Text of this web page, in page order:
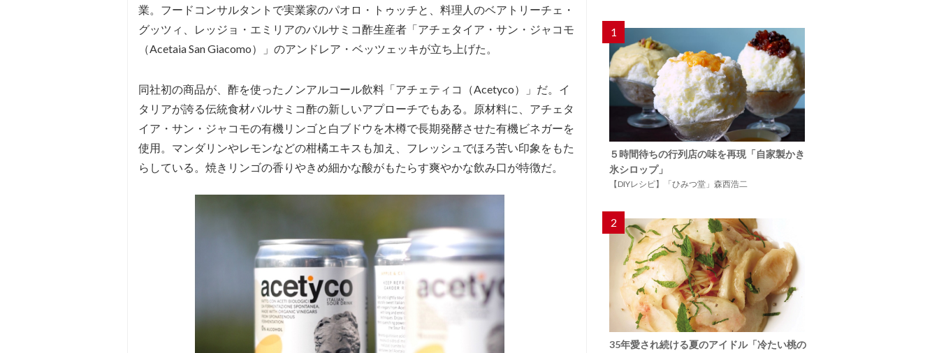
業。フードコンサルタントで実業家のパオロ・トゥッチと、料理人のベアトリーチェ・
グッツィ、レッジョ・エミリアのバルサミコ酢生産者「アチェタイア・サン・ジャコモ
（Acetaia San Giacomo）」のアンドレア・ベッツェッキが立ち上げた。
同社初の商品が、酢を使ったノンアルコール飲料「アチェティコ（Acetyco）」だ。イ
タリアが誇る伝統食材バルサミコ酢の新しいアプローチでもある。原材料に、アチェタ
イア・サン・ジャコモの有機リンゴと白ブドウを木樽で長期発酵させた有機ビネガーを
使用。マンダリンやレモンなどの柑橘エキスも加え、フレッシュでほろ苦い印象をもた
らしている。焼きリンゴの香りやきめ細かな酸がもたらす爽やかな飲み口が特徴だ。
1
５時間待ちの行列店の味を再現「自家製かき
氷シロップ」
【DIYレシピ】「ひみつ堂」森西浩二
2
35年愛され続ける夏のアイドル「冷たい桃の